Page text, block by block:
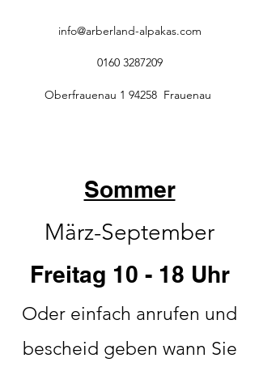
info@arberland-alpakas.com
0160 3287209
Oberfrauenau 1 94258 Frauenau
Sommer
März-September
Freitag 10 - 18 Uhr
Oder einfach anrufen und
bescheid geben wann Sie